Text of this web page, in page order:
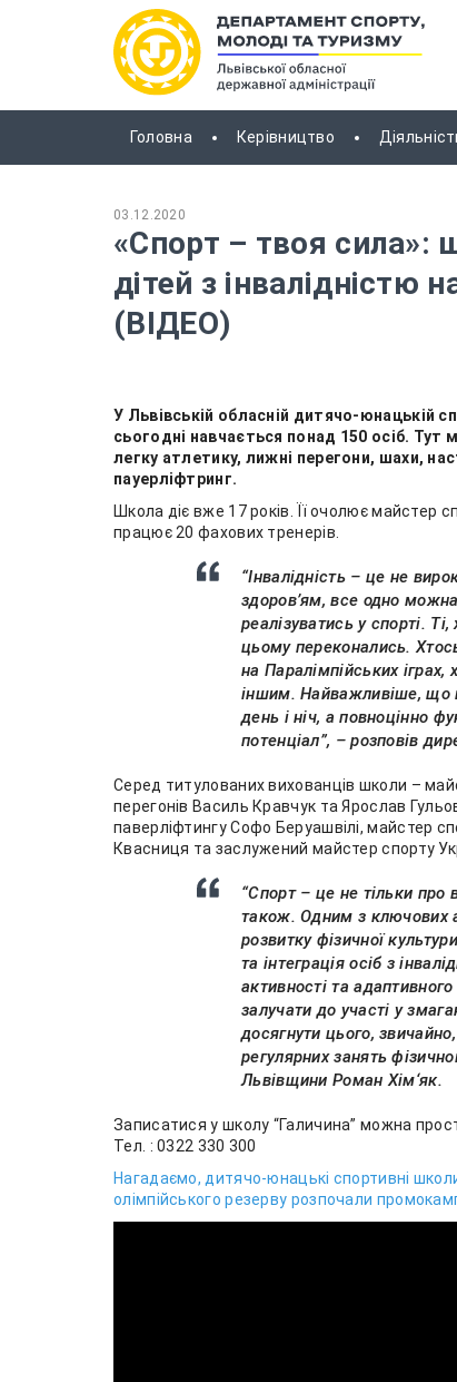
Головна Керівництво
03.12.2020
«Спорт – твоя сила»:
дітей з інвалідністю
(ВІДЕО)
У Львівській обласній дитячо-юнацькій
сьогодні навчається понад 150 осіб. Тут
легку атлетику, лижні перегони, шахи,
пауерліфтринг.
Школа діє вже 17 років. Її очолює майстер
працює 20 фахових тренерів.
“Інвалідність – це не
здоров’ям, все одно
реалізуватись у спорті.
цьому переконались.
на Паралімпійських
іншим. Найважливіше, що
день і ніч, а повноцінно
потенціал”, – розповів
Серед титулованих вихованців школи –
перегонів Василь Кравчук та Ярослав
паверліфтингу Софо Беруашвілі, майстер
Квасниця та заслужений майстер спорту
“Спорт – це не тільки про
також. Одним з ключових
розвитку фізичної
та інтеграція осіб з
активності та
залучати до участі у
досягнути цього,
регулярних занять
Львівщини Роман Хім‘як.
Записатися у школу “Галичина” можна
Тел. : 0322 330 300
Нагадаємо, дитячо-юнацькі спортивні
олімпійського резерву розпочали